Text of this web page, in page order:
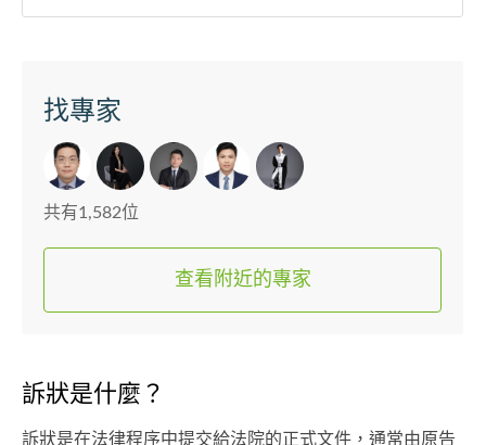
找專家
共有1,582位
查看附近的專家
訴狀是什麼？
訴狀是在法律程序中提交給法院的正式文件，通常由原告